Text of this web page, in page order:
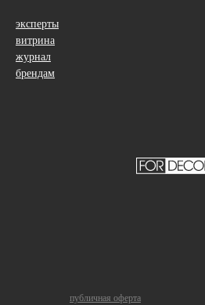
эксперты
витрина
журнал
брендам
публичная оферта